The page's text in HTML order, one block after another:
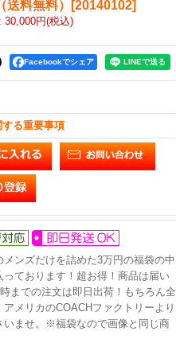
送料無料） [20140102]
: 30,000円(税込)
Facebookでシェア
る重要事項
ンズだけを詰めた3万円の福袋の中
ております！超お得！商品は届い
までの注文は即日出荷！もちろん全
メリカのCOACHファクトリーより
いませ。※福袋なので画像と同じ商